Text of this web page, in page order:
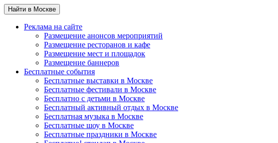
Найти в Москве
Реклама на сайте
Размещение анонсов мероприятий
Размещение ресторанов и кафе
Размещение мест и площадок
Размещение баннеров
Бесплатные события
Бесплатные выставки в Москве
Бесплатные фестивали в Москве
Бесплатно с детьми в Москве
Бесплатный активный отдых в Москве
Бесплатная музыка в Москве
Бесплатные шоу в Москве
Бесплатные праздники в Москве